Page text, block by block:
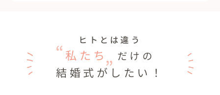
ヒトとは違う
私たち だけの
結婚式がしたい！